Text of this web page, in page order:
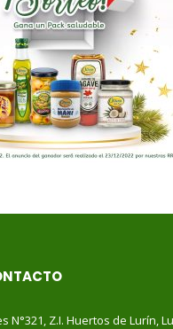
N°321, Z.I. Huertos de Lurín,